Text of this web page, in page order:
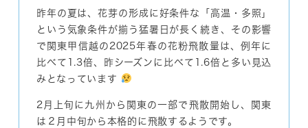
昨年の夏は、花芽の形成に好条件な「高温・多照」
という気象条件が揃う猛暑日が長く続き、その影響
で関東甲信越の2025年春の花粉飛散量は、例年に
比べて1.3倍、昨シーズンに比べて1.6倍と多い見込
みとなっています
2月上旬に九州から関東の一部で飛散開始し、関東
は２月中旬から本格的に飛散するようです。